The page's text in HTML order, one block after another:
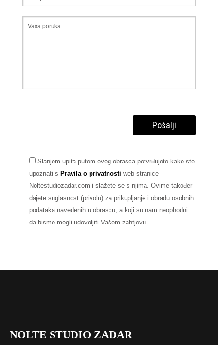
Slanjem upita putem ovog obrasca potvrđujete kako ste
upoznati s Pravila o privatnosti web stranice
Noltestudiozadar.com i slažete se s njima. Ovime također
dajete suglasnost (privolu) za prikupljanje i obradu osobnih
podataka navedenih u obrascu, a koji su nam neophodni
da bismo mogli udovoljiti Vašem zahtjevu.
NOLTE STUDIO ZADAR